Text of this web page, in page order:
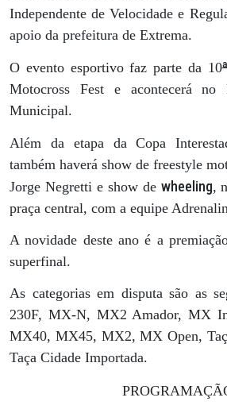
Independente de Velocidade e
apoio da prefeitura de Extrema.
O evento esportivo faz parte da 10ª
Motocross Fest e acontecerá no
Municipal.
Além da etapa da Copa
também haverá show de freestyle
Jorge Negretti e show de wheeling,
praça central, com a equipe
A novidade deste ano é a
superfinal.
As categorias em disputa são as
230F, MX-N, MX2 Amador, MX
MX40, MX45, MX2, MX Open,
Taça Cidade Importada.